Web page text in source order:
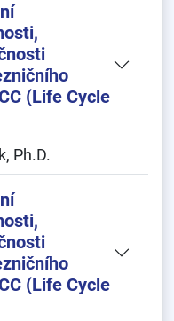
(Life Cycle
Ph.D.
(Life Cycle